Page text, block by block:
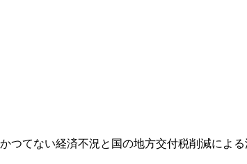
てない経済不況と国の地方交付税削減によ